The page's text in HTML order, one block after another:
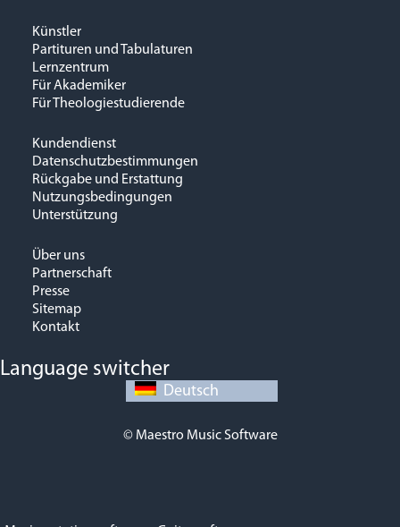
Künstler
Partituren und Tabulaturen
Lernzentrum
Für Akademiker
Für Theologiestudierende
Kundendienst
Datenschutzbestimmungen
Rückgabe und Erstattung
Nutzungsbedingungen
Unterstützung
Über uns
Partnerschaft
Presse
Sitemap
Kontakt
Language switcher
Deutsch
© Maestro Music Software